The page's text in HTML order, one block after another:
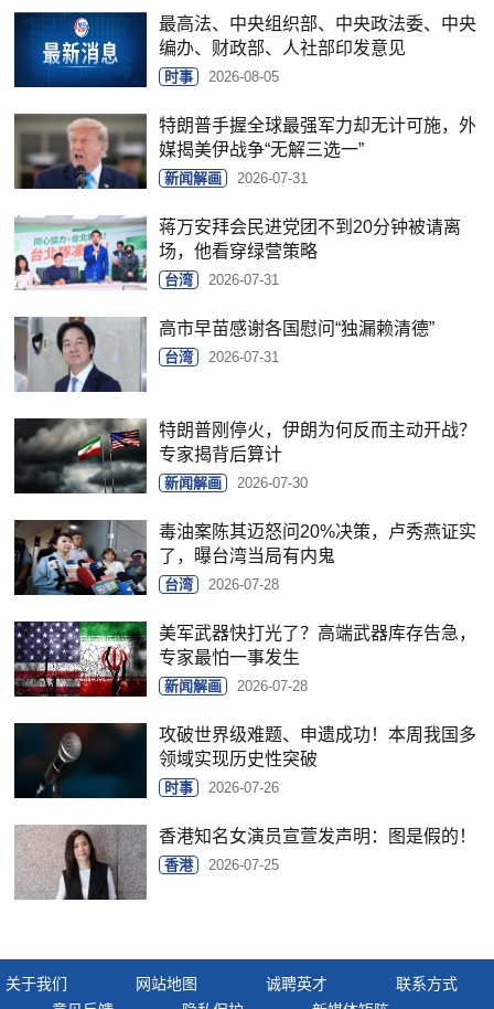
最高法、中央组织部、中央政法委、中央
编办、财政部、人社部印发意见
时事 2026-08-05
特朗普手握全球最强军力却无计可施，外
媒揭美伊战争“无解三选一”
新闻解画 2026-07-31
蒋万安拜会民进党团不到20分钟被请离
场，他看穿绿营策略
台湾 2026-07-31
高市早苗感谢各国慰问“独漏赖清德”
台湾 2026-07-31
特朗普刚停火，伊朗为何反而主动开战？
专家揭背后算计
新闻解画 2026-07-30
毒油案陈其迈怒问20%决策，卢秀燕证实
了，曝台湾当局有内鬼
台湾 2026-07-28
美军武器快打光了？高端武器库存告急，
专家最怕一事发生
新闻解画 2026-07-28
攻破世界级难题、申遗成功！本周我国多
领域实现历史性突破
时事 2026-07-26
香港知名女演员宣萱发声明：图是假的！
香港 2026-07-25
关于我们 网站地图 诚聘英才
联系方式